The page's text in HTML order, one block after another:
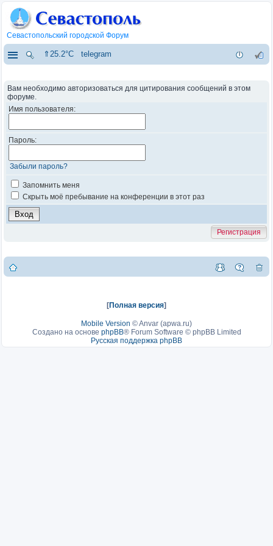
Севастопольский городской Форум
⇑25.2°C telegram
Вам необходимо авторизоваться для цитирования сообщений в этом
форуме.
Имя пользователя:
Пароль:
Забыли пароль?
Запомнить меня
Скрыть моё пребывание на конференции в этот раз
Регистрация
[Полная версия]
Mobile Version ©Anvar (apwa.ru)
Создано на основе phpBB® Forum Software © phpBB Limited
Русская поддержка phpBB